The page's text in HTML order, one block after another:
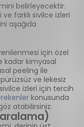
belirleyecektir.
ve farklı sivilce izleri
aşağıda
için özel
kadar kimyasal
peeling ile
ve lekesiz
izleri için tercih
konusunda
atabilirsiniz.